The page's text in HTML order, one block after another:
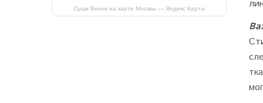
Суши Веник на карте Москвы — Яндекс Карты